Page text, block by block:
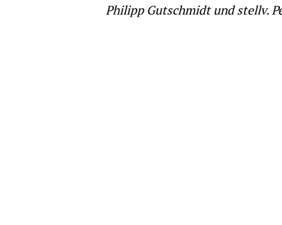
Philipp Gutschmidt und stellv.